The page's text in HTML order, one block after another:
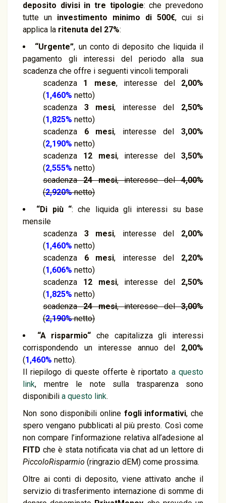
deposito divisi in tre tipologie: che prevedono
tutte un investimento minimo di 500€, cui si
applica la ritenuta del 27%:
“Urgente”, un conto di deposito che liquida il
pagamento gli interessi del periodo alla sua
scadenza che offre i seguenti vincoli temporali
scadenza 1 mese, interesse del 2,00%
(1,460% netto)
scadenza 3 mesi, interesse del 2,50%
(1,825% netto)
scadenza 6 mesi, interesse del3,00%
(2,190% netto)
scadenza 12 mesi, interesse del3,50%
(2,555% netto)
scadenza24 mesi, interesse del4,00%
(2,920%netto)
“Di più “: che liquida gli interessi su base
mensile
scadenza 3 mesi, interesse del 2,00%
(1,460% netto)
scadenza 6 mesi, interesse del 2,20%
(1,606% netto)
scadenza 12 mesi, interesse del 2,50%
(1,825% netto)
scadenza24 mesi, interesse del3,00%
(2,190%netto)
“A risparmio“ che capitalizza gli interessi
corrispondendo un interesse annuo del 2,00%
(1,460% netto).
Il riepilogo di queste offerte è riportato a questo
link, mentre le note sulla trasparenza sono
disponibili a questo link.
Non sono disponibili online fogli informativi, che
spero vengano pubblicati al più presto. Così come
non compare l’informazione relativa all’adesione al
FITD che è stata notificata via chat ad un lettore di
PiccoloRisparmio (ringrazio dEM) come prossima.
Oltre ai conti di deposito, viene attivato anche il
servizio di trasferimento internazione di somme di